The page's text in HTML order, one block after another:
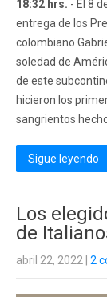
18:32 hrs. - El 8
entrega de los
colombiano
soledad de
de este
hicieron los
sangrientos
Sigue leyendo
Los
de
abril 22, 2022 2